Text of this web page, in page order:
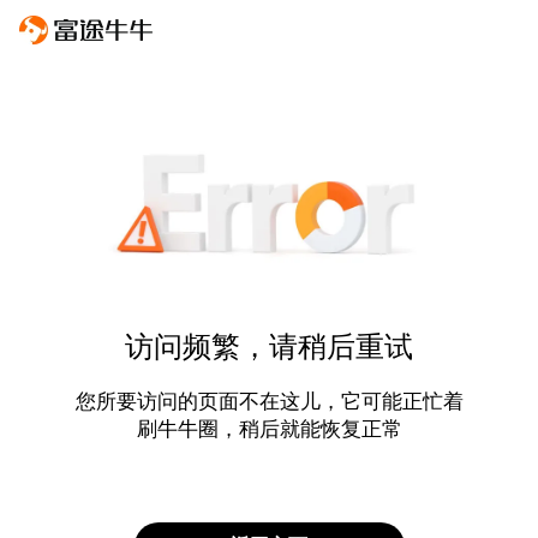
访问频繁，请稍后重试
您所要访问的页面不在这儿，它可能正忙着
刷牛牛圈，稍后就能恢复正常